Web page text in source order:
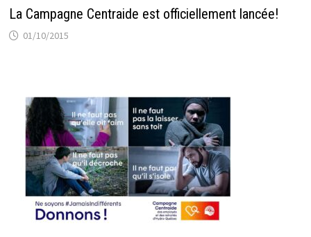
La Campagne Centraide est officiellement lancée!
01/10/2015